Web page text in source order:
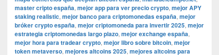
master cripto españa, mejor app para ver precio crypto, mejor APY
staking realistic, mejor banco para criptomonedas españa, mejor
bróker crypto españa, mejor criptomoneda para invertir 2025, mejor
estrategia criptomonedas largo plazo, mejor exchange españa,
mejor hora para tradear crypto, mejor libro sobre bitcoin, mejor
token metaverso, mejores altcoins 2025, mejores altcoins para